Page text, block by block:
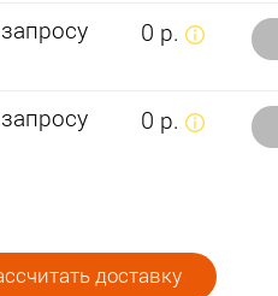
0 р.
0 р.
доставку